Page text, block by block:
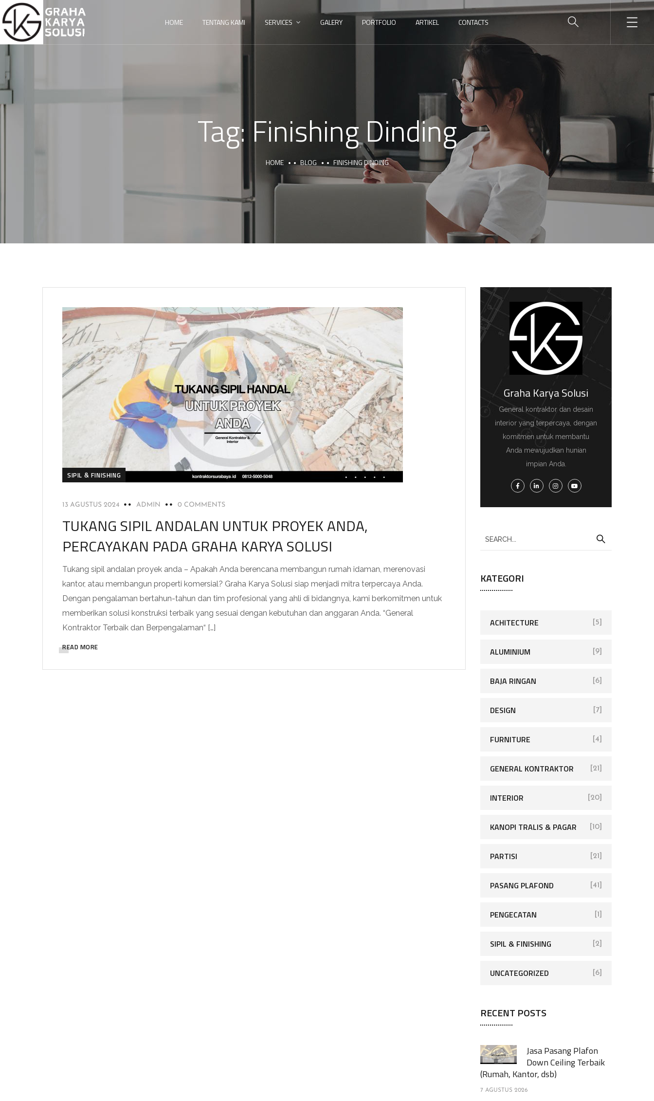
HOME TENTANG KAMI SERVICES GALERY PORTFOLIO ARTIKEL CONTACTS
Tag: Finishing Dinding
HOME BLOG FINISHING DINDING
SIPIL & FINISHING
13 AGUSTUS 2024 ADMIN 0 COMMENTS
TUKANG SIPIL ANDALAN UNTUK PROYEK ANDA,
PERCAYAKAN PADA GRAHA KARYA SOLUSI
Tukang sipil andalan proyek anda – Apakah Anda berencana membangun rumah idaman, merenovasi
kantor, atau membangun properti komersial? Graha Karya Solusi siap menjadi mitra terpercaya Anda.
Dengan pengalaman bertahun-tahun dan tim profesional yang ahli di bidangnya, kami berkomitmen untuk
memberikan solusi konstruksi terbaik yang sesuai dengan kebutuhan dan anggaran Anda. “General
Kontraktor Terbaik dan Berpengalaman“ […]
READ MORE
Graha Karya Solusi
General kontraktor dan desain
interior yang terpercaya, dengan
komitmen untuk membantu
Anda mewujudkan hunian
impian Anda.
KATEGORI
ACHITECTURE [5]
ALUMINIUM [9]
BAJA RINGAN [6]
DESIGN [7]
FURNITURE [4]
GENERAL KONTRAKTOR [21]
INTERIOR [20]
KANOPI TRALIS & PAGAR [10]
PARTISI [21]
PASANG PLAFOND [41]
PENGECATAN [1]
SIPIL & FINISHING [2]
UNCATEGORIZED [6]
RECENT POSTS
Jasa Pasang Plafon
Down Ceiling Terbaik
(Rumah, Kantor, dsb)
7 AGUSTUS 2026